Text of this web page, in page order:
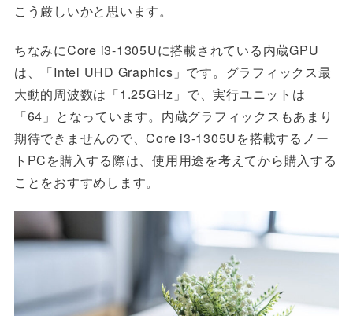
こう厳しいかと思います。
ちなみにCore i3-1305Uに搭載されている内蔵GPU
は、「Intel UHD Graphics」です。グラフィックス最
大動的周波数は「1.25GHz」で、実行ユニットは
「64」となっています。内蔵グラフィックスもあまり
期待できませんので、Core i3-1305Uを搭載するノー
トPCを購入する際は、使用用途を考えてから購入する
ことをおすすめします。